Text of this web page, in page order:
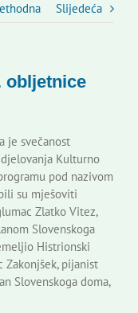
Slijedeća
obljetnice
je svečanost
Kulturno
pod nazivom
su mješoviti
Zlatko Vitez,
Slovenskoga
Histrionski
Zakonjšek, pijanist
Slovenskoga doma,